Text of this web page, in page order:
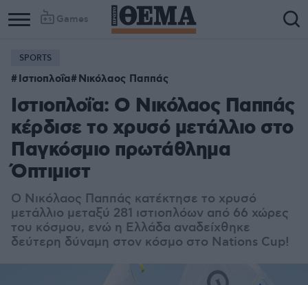
Games
SPORTS
Ιστιοπλοΐα Νικόλαος Παππάς
Ιστιοπλοΐα: Ο Νικόλαος Παππάς
κέρδισε το χρυσό μετάλλιο στο
Παγκόσμιο πρωτάθλημα
Όπτιμιστ
Ο Νικόλαος Παππάς κατέκτησε το χρυσό
μετάλλιο μεταξύ 281 ιστιοπλόων από 66 χώρες
του κόσμου, ενώ η Ελλάδα αναδείχθηκε
δεύτερη δύναμη στον κόσμο στο Nations Cup!